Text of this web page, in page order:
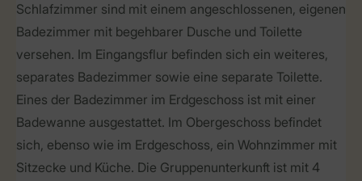
Schlafzimmer sind mit einem angeschlossenen, eigenen
Badezimmer mit begehbarer Dusche und Toilette
versehen. Im Eingangsflur befinden sich ein weiteres,
separates Badezimmer sowie eine separate Toilette.
Eines der Badezimmer im Erdgeschoss ist mit einer
Badewanne ausgestattet. Im Obergeschoss befindet
sich, ebenso wie im Erdgeschoss, ein Wohnzimmer mit
Sitzecke und Küche. Die Gruppenunterkunft ist mit 4